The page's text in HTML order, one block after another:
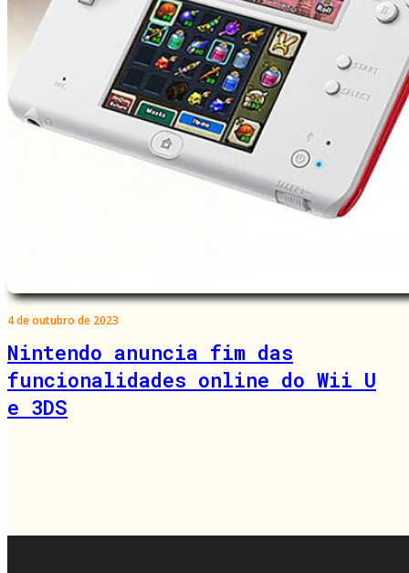
4 de outubro de 2023
Nintendo anuncia fim das
funcionalidades online do Wii U
e 3DS